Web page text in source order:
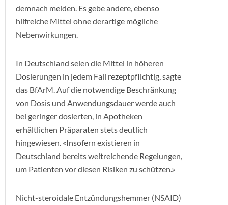
demnach meiden. Es gebe andere, ebenso
hilfreiche Mittel ohne derartige mögliche
Nebenwirkungen.
In Deutschland seien die Mittel in höheren
Dosierungen in jedem Fall rezeptpflichtig, sagte
das BfArM. Auf die notwendige Beschränkung
von Dosis und Anwendungsdauer werde auch
bei geringer dosierten, in Apotheken
erhältlichen Präparaten stets deutlich
hingewiesen. «Insofern existieren in
Deutschland bereits weitreichende Regelungen,
um Patienten vor diesen Risiken zu schützen.»
Nicht-steroidale Entzündungshemmer (NSAID)